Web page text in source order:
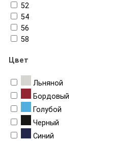
52
54
56
58
Цвет
Льняной
Бордовый
Голубой
Черный
Синий